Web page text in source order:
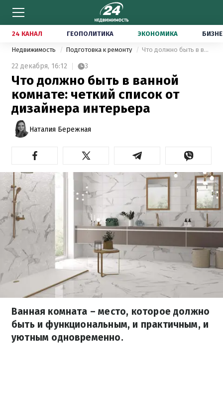
24 КАНАЛ ГЕОПОЛИТИКА ЭКОНОМИКА
Недвижимость Подготовка к ремонту Что должно быть в ванной комнате: четкий список от дизайнера интерьера
22 декабря, 16:12 3
Что должно быть в ванной
комнате: четкий список от
дизайнера интерьера
Наталия Бережная
Ванная комната – место, которое должно
быть и функциональным, и практичным, и
уютным одновременно.